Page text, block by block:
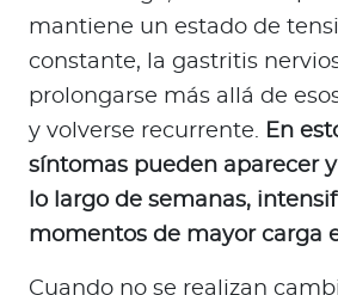
mantiene un estado de
constante, la gastritis
prolongarse más allá de
y volverse recurrente. En
síntomas pueden aparecer
lo largo de semanas,
momentos de mayor carga
Cuando no se realizan